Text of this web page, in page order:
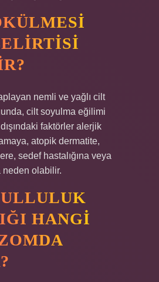
nemli ve yağlı cilt
cilt soyulma eğilimi
faktörler alerjik
atopik dermatite,
sedef hastalığına veya
neden olabilir.
HANGI